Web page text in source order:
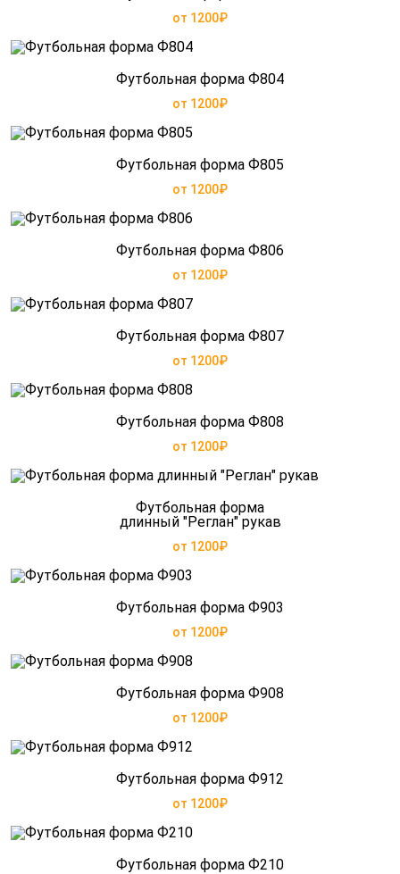
от 1200₽
Футбольная форма Ф804
от 1200₽
Футбольная форма Ф805
от 1200₽
Футбольная форма Ф806
от 1200₽
Футбольная форма Ф807
от 1200₽
Футбольная форма Ф808
от 1200₽
Футбольная форма
длинный "Реглан" рукав
от 1200₽
Футбольная форма Ф903
от 1200₽
Футбольная форма Ф908
от 1200₽
Футбольная форма Ф912
от 1200₽
Футбольная форма Ф210